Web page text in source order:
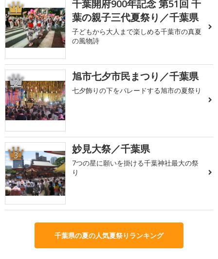
1
千葉開府900年記念 第51回 千
葉の親子三代夏祭り／千葉県
子どもから大人まで楽しめる千葉市の真夏
の風物詩
2 旭市七夕市民まつり／千葉県
七夕飾りの下をパレードする旭市の夏祭り
3 妙見大祭／千葉県
7つの星に願いを掛ける千葉神社最大の祭
り
千葉県の夏の人気夏祭りランキング